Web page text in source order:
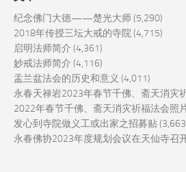
纪念佛门大德——楚光大师(5,290)
2018年传授三坛大戒的寺院(4,715)
启明法师简介 (4,361)
妙戒法师简介 (4,116)
盂兰盆法会的历史和意义 (4,011)
永春天禄岩2023年春节千佛、斋天消灾
2022年春节千佛、斋天消灾祈福法会照
发心到寺院做义工或出家之招募贴
永春佛协2023年度规划会议在天仙寺召